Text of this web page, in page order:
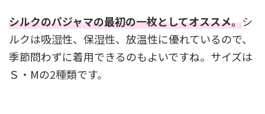
シルクのパジャマの最初の一枚としてオススメ。シ
ルクは吸湿性、保湿性、放温性に優れているので、
季節問わずに着用できるのもよいですね。サイズは
Ｓ・Mの2種類です。